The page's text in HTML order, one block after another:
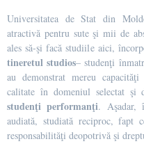
Universitatea de Stat din
atractivă pentru sute şi mii de
ales să-şi facă studiile aici,
tineretul studios– studenţi
au demonstrat mereu
calitate în domeniul selectat şi
studenţi performanţi. Aşadar,
audiată, studiată reciproc,
responsabilităţi deopotrivă şi